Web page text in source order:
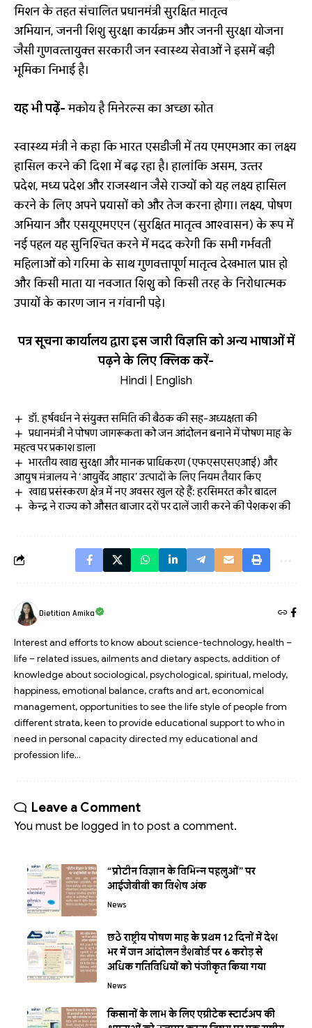
मिशन के तहत संचालित प्रधानमंत्री सुरक्षित मातृत्‍व
अभियान, जननी शिशु सुरक्षा कार्यक्रम और जननी सुरक्षा योजना
जैसी गुणवत्‍तायुक्‍त सरकारी जन स्‍वास्‍थ्‍य सेवाओं ने इसमें बड़ी
भूमिका निभाई है।
यह भी पढ़ें- मकोय है मिनेरल्स का अच्छा स्रोत
स्‍वास्‍थ्‍य मंत्री ने कहा कि भारत एसडीजी में तय एमएमआर का लक्ष्‍य
हासिल करने की दिशा में बढ़ रहा है। हालांकि असम, उत्‍तर
प्रदेश, मध्‍य प्रदेश और राजस्‍थान जैसे राज्‍यों को यह लक्ष्‍य हासिल
करने के लिए अपने प्रयासों को और तेज करना होगा। लक्ष्‍य, पोषण
अभियान और एसयूएमएएन (सुरक्षित मातृत्‍व आश्‍वासन) के रूप में
नई पहल यह सुनिश्चित करने में मदद करेगी कि सभी गर्भवती
महिलाओं को गरिमा के साथ गुणवत्तापूर्ण मातृत्‍व देखभाल प्राप्त हो
और किसी माता या नवजात शिशु को किसी तरह के निरोधात्मक
उपायों के कारण जान न गंवानी पड़े।
पत्र सूचना कार्यालय द्वारा इस जारी विज्ञप्ति को अन्य भाषाओं में
पढ़ने के लिए क्लिक करें-
Hindi | English
डॉ. हर्षवर्धन ने संयुक्त समिति की बैठक की सह-अध्यक्षता की
प्रधानमंत्री ने पोषण जागरूकता को जन आंदोलन बनाने में पोषण माह के
महत्व पर प्रकाश डाला
भारतीय खाद्य सुरक्षा और मानक प्राधिकरण (एफएसएसएआई) और
आयुष मंत्रालय ने ‘आयुर्वेद आहार’ उत्पादों के लिए नियम तैयार किए
खाद्य प्रसंस्करण क्षेत्र में नए अवसर खुल रहे हैं: हरसिमरत कौर बादल
केन्द्र ने राज्य को औसत बाजार दरों पर दालें जारी करने की पेशकश की
Dietitian Amika
Interest and efforts to know about science-technology, health –
life – related issues, ailments and dietary aspects, addition of
knowledge about sociological, psychological, spiritual, melody,
happiness, emotional balance, crafts and art, economical
management, opportunities to see the life style of people from
different strata, keen to provide educational support to who in
need in personal capacity directed my educational and
profession life…
Leave a Comment
You must belogged into post a comment.
“प्रोटीन विज्ञान के विभिन्न पहलुओं” पर
आईजेबीबी का विशेष अंक
News
छठे राष्ट्रीय पोषण माह के प्रथम 12 दिनों में देश
भर में जन आंदोलन डैशबोर्ड पर 6 करोड़ से
अधिक गतिविधियों को पंजीकृत किया गया
News
किसानों के लाभ के लिए एग्रीटेक स्टार्टअप की